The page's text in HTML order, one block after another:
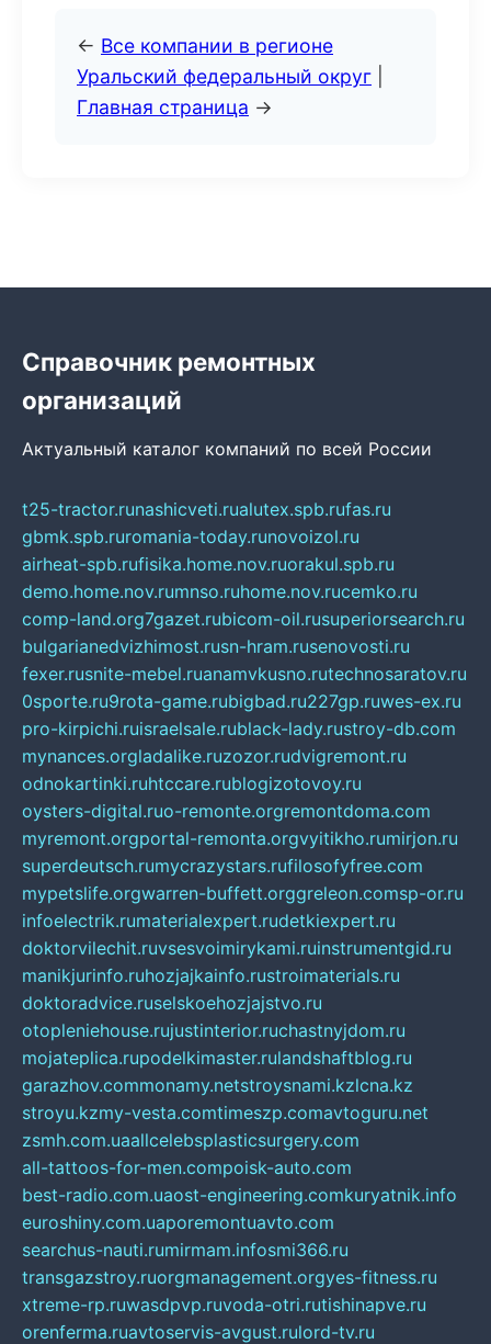
← Все компании в регионе
Уральский федеральный округ
Главная страница →
Справочник ремонтных
организаций
Актуальный каталог компаний по всей России
t25-tractor.runashicveti.rualutex.spb.rufas.ru
gbmk.spb.ruromania-today.runovoizol.ru
airheat-spb.rufisika.home.nov.ruorakul.spb.ru
demo.home.nov.rumnso.ruhome.nov.rucemko.ru
comp-land.org7gazet.rubicom-oil.rusuperiorsearch.ru
bulgarianedvizhimost.rusn-hram.rusenovosti.ru
fexer.rusnite-mebel.ruanamvkusno.rutechnosaratov.ru
0sporte.ru9rota-game.rubigbad.ru227gp.ruwes-ex.ru
pro-kirpichi.ruisraelsale.rublack-lady.rustroy-db.com
mynances.orgladalike.ruzozor.rudvigremont.ru
odnokartinki.ruhtccare.rublogizotovoy.ru
oysters-digital.ruo-remonte.orgremontdoma.com
myremont.orgportal-remonta.orgvyitikho.rumirjon.ru
superdeutsch.rumycrazystars.rufilosofyfree.com
mypetslife.orgwarren-buffett.orggreleon.comsp-or.ru
infoelectrik.rumaterialexpert.rudetkiexpert.ru
doktorvilechit.ruvsesvoimirykami.ruinstrumentgid.ru
manikjurinfo.ruhozjajkainfo.rustroimaterials.ru
doktoradvice.ruselskoehozjajstvo.ru
otopleniehouse.rujustinterior.ruchastnyjdom.ru
mojateplica.rupodelkimaster.rulandshaftblog.ru
garazhov.commonamy.netstroysnami.kzlcna.kz
stroyu.kzmy-vesta.comtimeszp.comavtoguru.net
zsmh.com.uaallcelebsplasticsurgery.com
all-tattoos-for-men.compoisk-auto.com
best-radio.com.uaost-engineering.comkuryatnik.info
euroshiny.com.uaporemontuavto.com
searchus-nauti.rumirmam.infosmi366.ru
transgazstroy.ruorgmanagement.orgyes-fitness.ru
xtreme-rp.ruwasdpvp.ruvoda-otri.rutishinapve.ru
orenferma.ruavtoservis-avgust.rulord-tv.ru